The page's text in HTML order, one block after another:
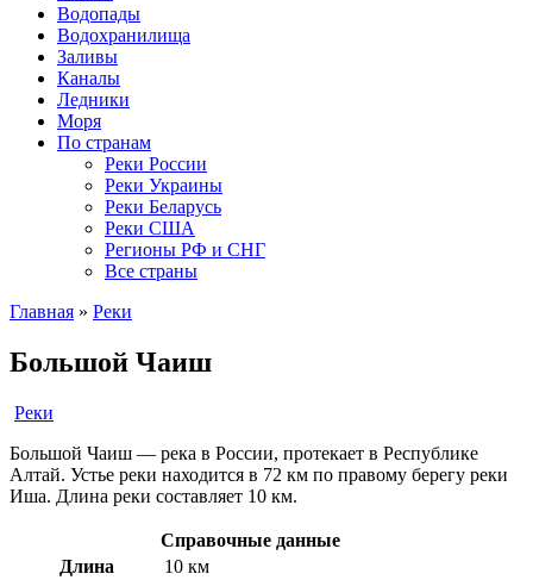
Водопады
Водохранилища
Заливы
Каналы
Ледники
Моря
По странам
Реки России
Реки Украины
Реки Беларусь
Реки США
Регионы РФ и СНГ
Все страны
Главная » Реки
Большой Чаиш
Реки
Большой Чаиш — река в России, протекает в Республике
Алтай. Устье реки находится в 72 км по правому берегу реки
Иша. Длина реки составляет 10 км.
Справочные данные
Длина
10 км